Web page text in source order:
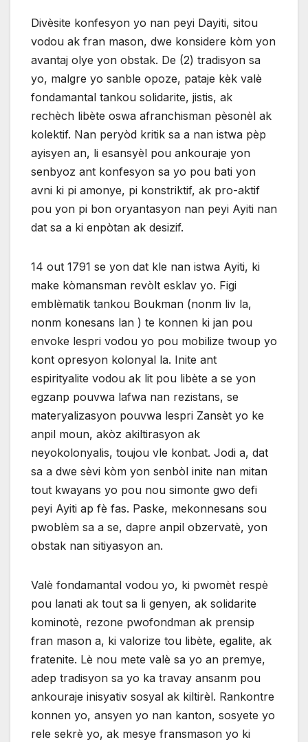
Divèsite konfesyon yo nan peyi Dayiti, sitou
vodou ak fran mason, dwe konsidere kòm yon
avantaj olye yon obstak. De (2) tradisyon sa
yo, malgre yo sanble opoze, pataje kèk valè
fondamantal tankou solidarite, jistis, ak
rechèch libète oswa afranchisman pèsonèl ak
kolektif. Nan peryòd kritik sa a nan istwa pèp
ayisyen an, li esansyèl pou ankouraje yon
senbyoz ant konfesyon sa yo pou bati yon
avni ki pi amonye, pi konstriktif, ak pro-aktif
pou yon pi bon oryantasyon nan peyi Ayiti nan
dat sa a ki enpòtan ak desizif.
14 out 1791 se yon dat kle nan istwa Ayiti, ki
make kòmansman revòlt esklav yo. Figi
emblèmatik tankou Boukman (nonm liv la,
nonm konesans lan ) te konnen ki jan pou
envoke lespri vodou yo pou mobilize twoup yo
kont opresyon kolonyal la. Inite ant
espirityalite vodou ak lit pou libète a se yon
egzanp pouvwa lafwa nan rezistans, se
materyalizasyon pouvwa lespri Zansèt yo ke
anpil moun, akòz akiltirasyon ak
neyokolonyalis, toujou vle konbat. Jodi a, dat
sa a dwe sèvi kòm yon senbòl inite nan mitan
tout kwayans yo pou nou simonte gwo defi
peyi Ayiti ap fè fas. Paske, mekonnesans sou
pwoblèm sa a se, dapre anpil obzervatè, yon
obstak nan sitiyasyon an.
Valè fondamantal vodou yo, ki pwomèt respè
pou lanati ak tout sa li genyen, ak solidarite
kominotè, rezone pwofondman ak prensip
fran mason a, ki valorize tou libète, egalite, ak
fratenite. Lè nou mete valè sa yo an premye,
adep tradisyon sa yo ka travay ansanm pou
ankouraje inisyativ sosyal ak kiltirèl. Rankontre
konnen yo, ansyen yo nan kanton, sosyete yo
rele sekrè yo, ak mesye fransmason yo ki